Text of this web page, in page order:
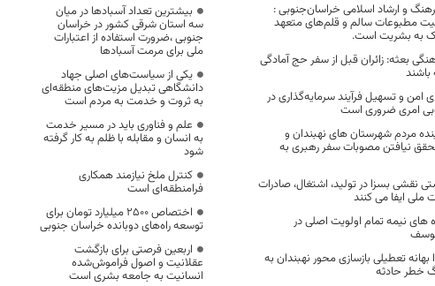
و ارشاد اسلامی خراسان‌جنوبی :
مطبوعات سالم و قلم‌های متعهد
به بشریت است.
بعثه: زائران قبل از سفر حج آمادگی
باشند
امن و تسهیل فرآیند سرمایه‌گذاری در
امری ضروری است
مردم شهرستان های نهبندان و
نیافتن مصوبات سفر رهبری به
نقشی بسزا در تولید، اشتغال، صادرات
ایفا می کنند
های نیمه تمام اولویت اصلی در
تعطیلی بازسازی محور نهبندان به
خطر حادثه
بیشترین تعداد آسبادها در میان
سه استان شرقی کشور در خراسان
جنوبی ،ضرورت استفاده از اعتبارات
ملی برای مرمت آسبادها
یکی از سیاست‌های اصلی جهاد
دانشگاهی تبدیل مزیت‌های منطقه‌ای
به ثروت و خدمت به مردم است
علم و فناوری باید در مسیر خدمت
به انسان و مقابله با ظلم به کار گرفته
شود
کنترل ملخ نیازمند همکاری
فرامنطقه‌ای است
اختصاص 2500 میلیارد تومان برای
توسعه راه‌های دوبانده خراسان جنوبی
اربعین فرصتی برای بازگشت
عقلانیت و اصول فراموش‌شده
انسانیت به جامعه بشری است